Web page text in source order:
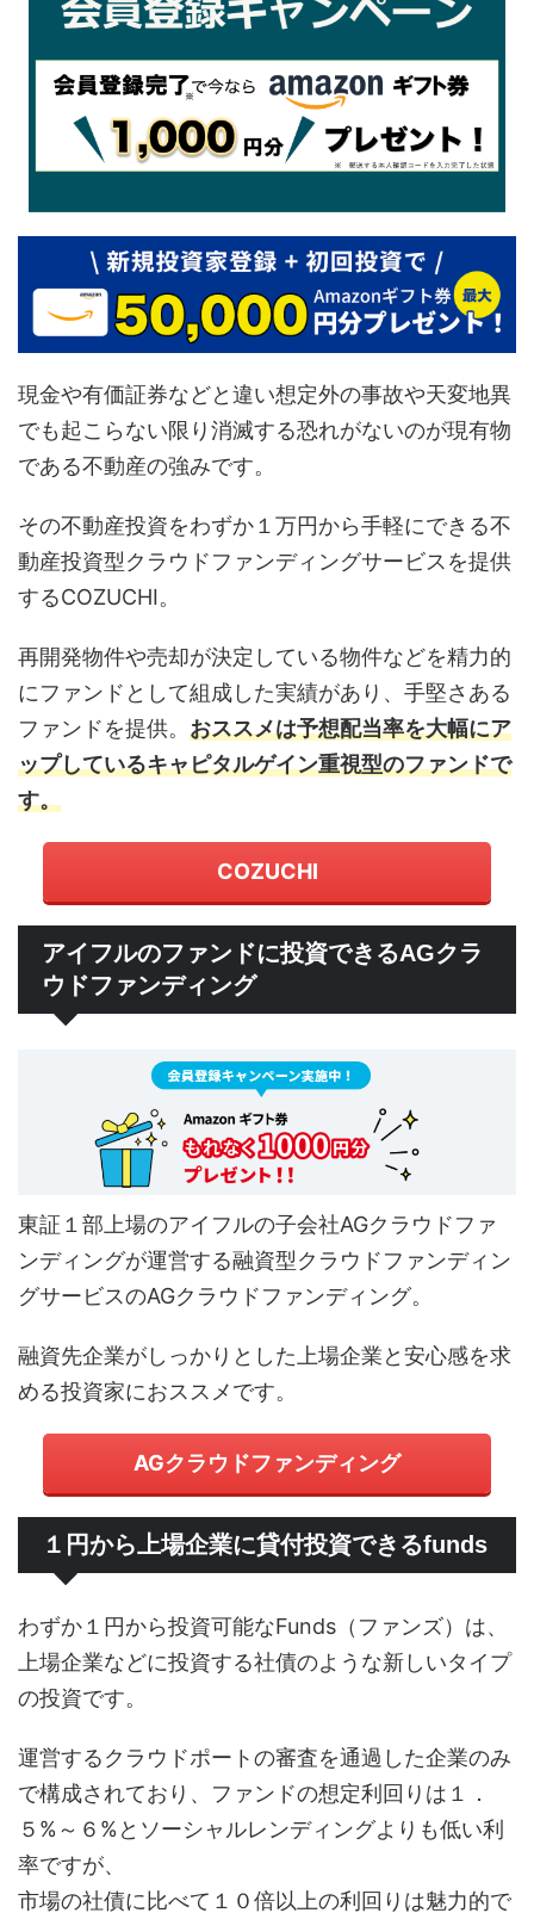
現金や有価証券などと違い想定外の事故や天変地異
でも起こらない限り消滅する恐れがないのが現有物
である不動産の強みです。
その不動産投資をわずか１万円から手軽にできる不
動産投資型クラウドファンディングサービスを提供
するCOZUCHI。
再開発物件や売却が決定している物件などを精力的
にファンドとして組成した実績があり、手堅さある
ファンドを提供。 おススメは予想配当率を大幅にア
ップしているキャピタルゲイン重視型のファンドで
す。
COZUCHI
アイフルのファンドに投資できるAGクラ
ウドファンディング
東証１部上場のアイフルの子会社AGクラウドファ
ンディングが運営する融資型クラウドファンディン
グサービスのAGクラウドファンディング。
融資先企業がしっかりとした上場企業と安心感を求
める投資家におススメです。
AGクラウドファンディング
１円から上場企業に貸付投資できるfunds
わずか１円から投資可能なFunds（ファンズ）は、
上場企業などに投資する社債のような新しいタイプ
の投資です。
運営するクラウドポートの審査を通過した企業のみ
で構成されており、ファンドの想定利回りは１．
５%～６%とソーシャルレンディングよりも低い利
率ですが、
市場の社債に比べて１０倍以上の利回りは魅力的で